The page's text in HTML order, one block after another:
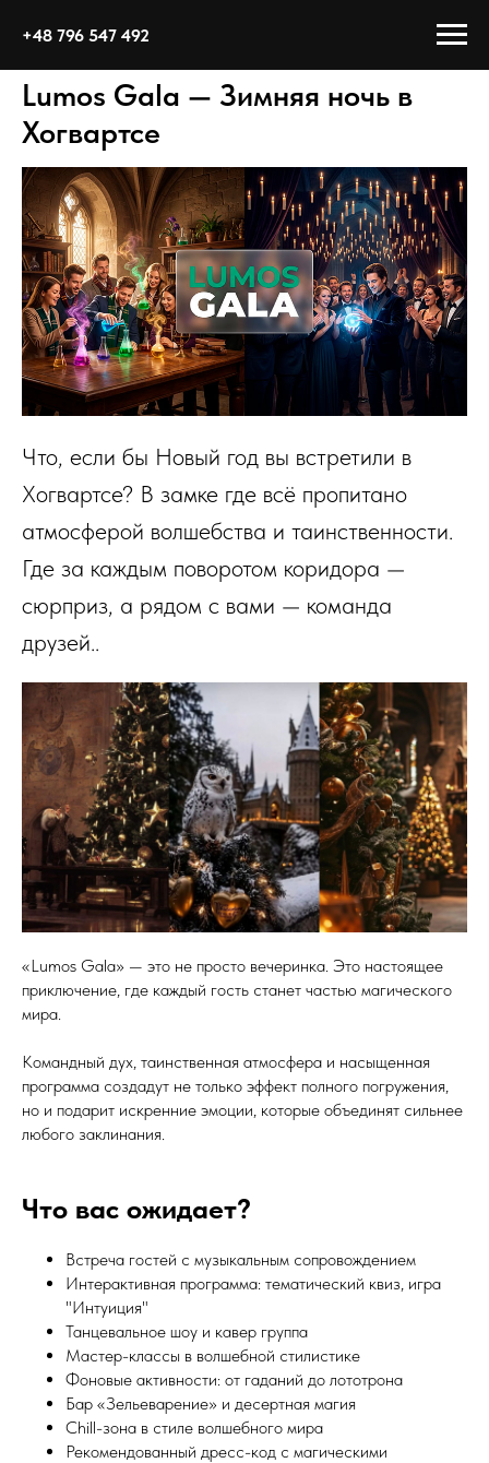
+48 796 547 492
Lumos Gala — Зимняя ночь в
Хогвартсе
Что, если бы Новый год вы встретили в
Хогвартсе? В замке где всё пропитано
атмосферой волшебства и таинственности.
Где за каждым поворотом коридора —
сюрприз, а рядом с вами — команда
друзей..
«Lumos Gala» — это не просто вечеринка. Это настоящее
приключение, где каждый гость станет частью магического
мира.
Командный дух, таинственная атмосфера и насыщенная
программа создадут не только эффект полного погружения,
но и подарит искренние эмоции, которые объединят сильнее
любого заклинания.
Что вас ожидает?
Встреча гостей с музыкальным сопровождением
Интерактивная программа: тематический квиз, игра
"Интуиция"
Танцевальное шоу и кавер группа
Мастер-классы в волшебной стилистике
Фоновые активности: от гаданий до лототрона
Бар «Зельеварение» и десертная магия
Chill-зона в стиле волшебного мира
Рекомендованный дресс-код с магическими